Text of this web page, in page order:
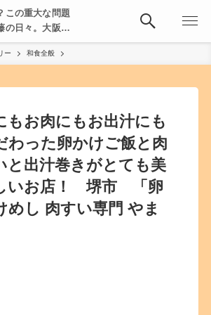
この重大な問題
の日々。大阪・
とした食べ歩
る。
ー 和食全般
もお肉にもお出汁にも
わった卵かけご飯と肉
と出汁巻きがとても美
いお店！ 堺市 「卵
めし 肉すい専門 やま